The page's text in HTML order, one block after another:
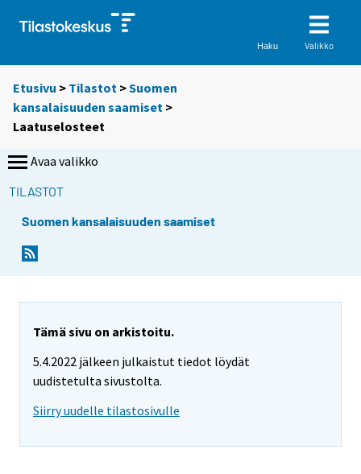
Haku Valikko
Etusivu > Tilastot >Suomen
kansalaisuuden saamiset >
Laatuselosteet
Avaa valikko
TILASTOT
Suomen kansalaisuuden saamiset
Tämä sivu on arkistoitu.
5.4.2022 jälkeen julkaistut tiedot löydät
uudistetulta sivustolta.
Siirry uudelle tilastosivulle